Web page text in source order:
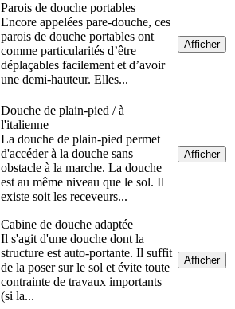
Parois de douche portables
Encore appelées pare-douche, ces
parois de douche portables ont
comme particularités d’être
déplaçables facilement et d’avoir
une demi-hauteur. Elles...
Afficher
Douche de plain-pied / à
l'italienne
La douche de plain-pied permet
d'accéder à la douche sans
obstacle à la marche. La douche
est au même niveau que le sol. Il
existe soit les receveurs...
Afficher
Cabine de douche adaptée
Il s'agit d'une douche dont la
structure est auto-portante. Il suffit
de la poser sur le sol et évite toute
contrainte de travaux importants
(si la...
Afficher